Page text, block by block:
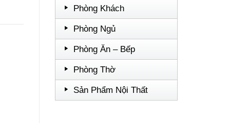
Phòng Khách
Phòng Ngủ
Phòng Ăn – Bếp
Phòng Thờ
Sản Phẩm Nội Thất